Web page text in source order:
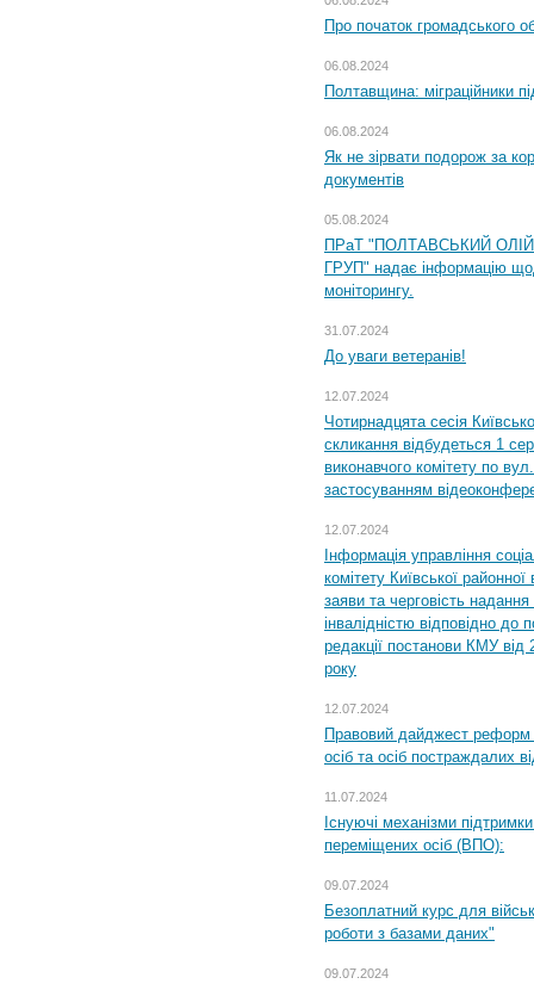
Про початок громадського
06.08.2024
Полтавщина: міграційники
06.08.2024
Як не зірвати подорож за
документів
05.08.2024
ПРаТ "ПОЛТАВСЬКИЙ
ГРУП" надає інформацію
моніторингу.
31.07.2024
До уваги ветеранів!
12.07.2024
Чотирнадцята сесія
скликання відбудеться 1
виконавчого комітету по
застосуванням
12.07.2024
Інформація управління
комітету Київської
заяви та черговість надання
інвалідністю відповідно
редакції постанови КМУ
року
12.07.2024
Правовий дайджест реформ
осіб та осіб постраждалих
11.07.2024
Існуючі механізми
переміщених осіб (ВПО):
09.07.2024
Безоплатний курс для
роботи з базами даних"
09.07.2024